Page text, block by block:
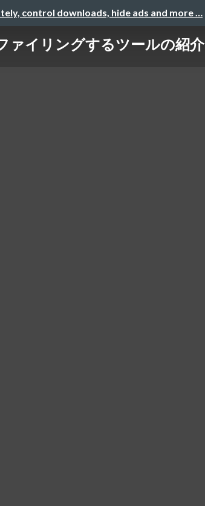
control downloads, hide ads and more …
ァイリングするツールの紹介